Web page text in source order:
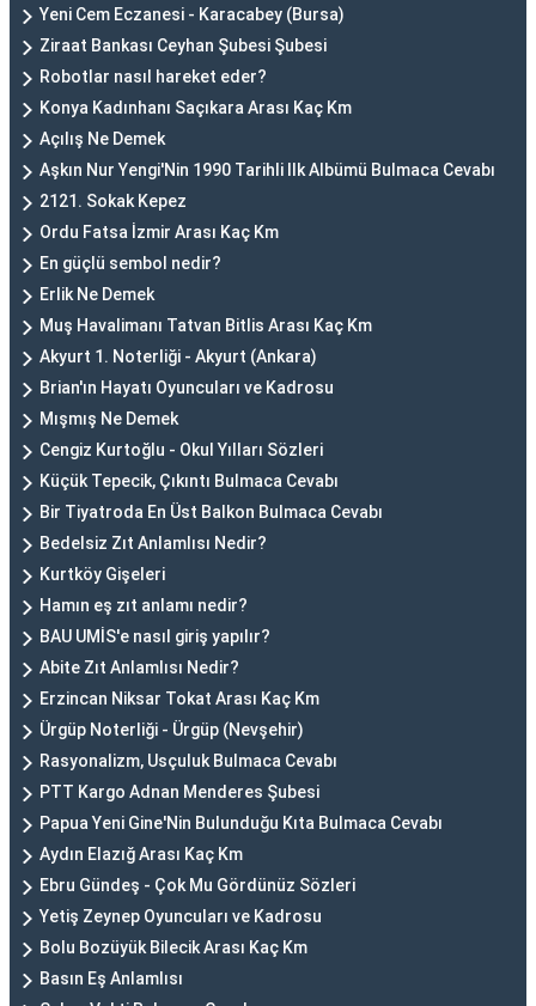
Yeni Cem Eczanesi - Karacabey (Bursa)
Ziraat Bankası Ceyhan Şubesi Şubesi
Robotlar nasıl hareket eder?
Konya Kadınhanı Saçıkara Arası Kaç Km
Açılış Ne Demek
Aşkın Nur Yengi'Nin 1990 Tarihli Ilk Albümü Bulmaca Cevabı
2121. Sokak Kepez
Ordu Fatsa İzmir Arası Kaç Km
En güçlü sembol nedir?
Erlik Ne Demek
Muş Havalimanı Tatvan Bitlis Arası Kaç Km
Akyurt 1. Noterliği - Akyurt (Ankara)
Brian'ın Hayatı Oyuncuları ve Kadrosu
Mışmış Ne Demek
Cengiz Kurtoğlu - Okul Yılları Sözleri
Küçük Tepecik, Çıkıntı Bulmaca Cevabı
Bir Tiyatroda En Üst Balkon Bulmaca Cevabı
Bedelsiz Zıt Anlamlısı Nedir?
Kurtköy Gişeleri
Hamın eş zıt anlamı nedir?
BAU UMİS'e nasıl giriş yapılır?
Abite Zıt Anlamlısı Nedir?
Erzincan Niksar Tokat Arası Kaç Km
Ürgüp Noterliği - Ürgüp (Nevşehir)
Rasyonalizm, Usçuluk Bulmaca Cevabı
PTT Kargo Adnan Menderes Şubesi
Papua Yeni Gine'Nin Bulunduğu Kıta Bulmaca Cevabı
Aydın Elazığ Arası Kaç Km
Ebru Gündeş - Çok Mu Gördünüz Sözleri
Yetiş Zeynep Oyuncuları ve Kadrosu
Bolu Bozüyük Bilecik Arası Kaç Km
Basın Eş Anlamlısı